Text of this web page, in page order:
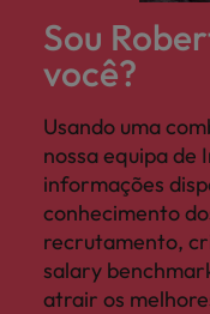
Sou
você?
Usando uma
nossa equipa de
informações
conhecimento
recrutamento,
salary
atrair os